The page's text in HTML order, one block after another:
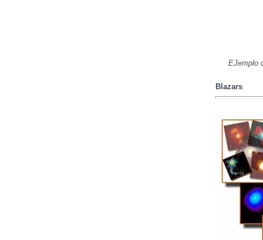
EJemplo
Blazars